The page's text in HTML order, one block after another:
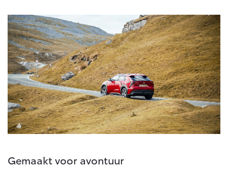
Gemaakt voor avontuur